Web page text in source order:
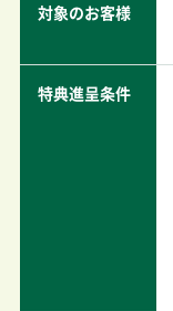
対象のお客様
特典進呈条件